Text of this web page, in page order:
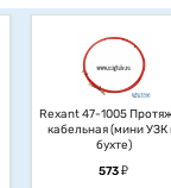
Rexant 47-1005
кабельная (мини УЗК
бухте)
573у